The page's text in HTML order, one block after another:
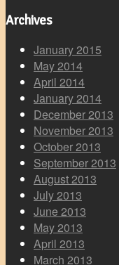
Archives
January 2015
May 2014
April 2014
January 2014
December 2013
November 2013
October 2013
September 2013
August 2013
July 2013
June 2013
May 2013
April 2013
March 2013